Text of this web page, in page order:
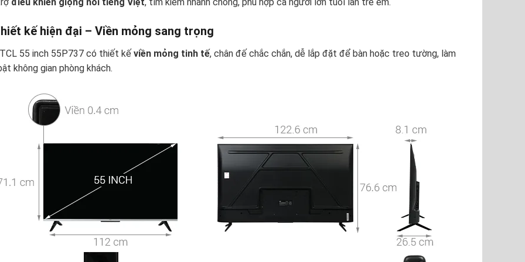
điều khiển giọng nói tiếng Việt, tìm kiếm nhanh chóng, phù hợp cả người lớn tuổi lẫn trẻ em.
kế hiện đại – Viền mỏng sang trọng
55 inch 55P737 có thiết kế viền mỏng tinh tế, chân đế chắc chắn, dễ lắp đặt để bàn hoặc treo tường, làm
không gian phòng khách.